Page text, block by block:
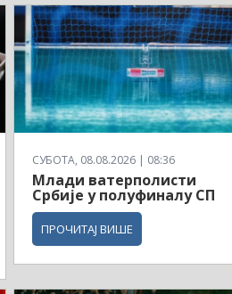
СУБОТА, 08.08.2026 | 08:36
Млади ватерполисти
Србије у полуфиналу СП
ПРОЧИТАЈ ВИШЕ